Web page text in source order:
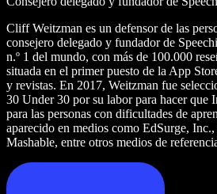
Cliff Weitzman es un defensor de las
consejero delegado y fundador de
n.º 1 del mundo, con más de 100.000
situada en el primer puesto de la App
y revistas. En 2017, Weitzman fue
30 Under 30 por su labor para hacer que
para las personas con dificultades de
aparecido en medios como EdSurge,
Mashable, entre otros medios de